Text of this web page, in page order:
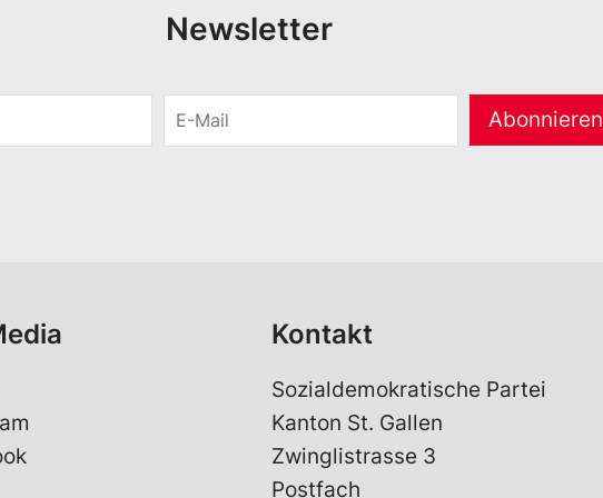
Newsletter
M
Abonnieren
Kontakt
Sozialdemokratische Partei
Kanton St. Gallen
Zwinglistrasse 3
Postfach